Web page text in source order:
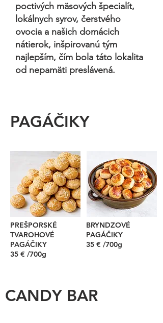
poctivých mäsových špecialít,
lokálnych syrov, čerstvého
ovocia a našich domácich
nátierok, inšpirovanú tým
najlepším, čím bola táto lokalita
od nepamäti preslávená.
PAGÁČIKY
PREŠPORSKÉ
TVAROHOVÉ
PAGÁČIKY
35 € /700g
BRYNDZOVÉ
PAGÁČIKY
35 € /700g
CANDY BAR